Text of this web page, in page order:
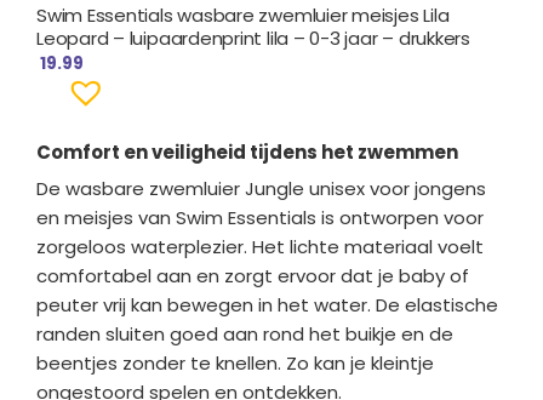
Swim Essentials wasbare zwemluier meisjes Lila
Leopard – luipaardenprint lila – 0-3 jaar – drukkers
19.99
Comfort en veiligheid tijdens het zwemmen
De wasbare zwemluier Jungle unisex voor jongens
en meisjes van Swim Essentials is ontworpen voor
zorgeloos waterplezier. Het lichte materiaal voelt
comfortabel aan en zorgt ervoor dat je baby of
peuter vrij kan bewegen in het water. De elastische
randen sluiten goed aan rond het buikje en de
beentjes zonder te knellen. Zo kan je kleintje
ongestoord spelen en ontdekken.